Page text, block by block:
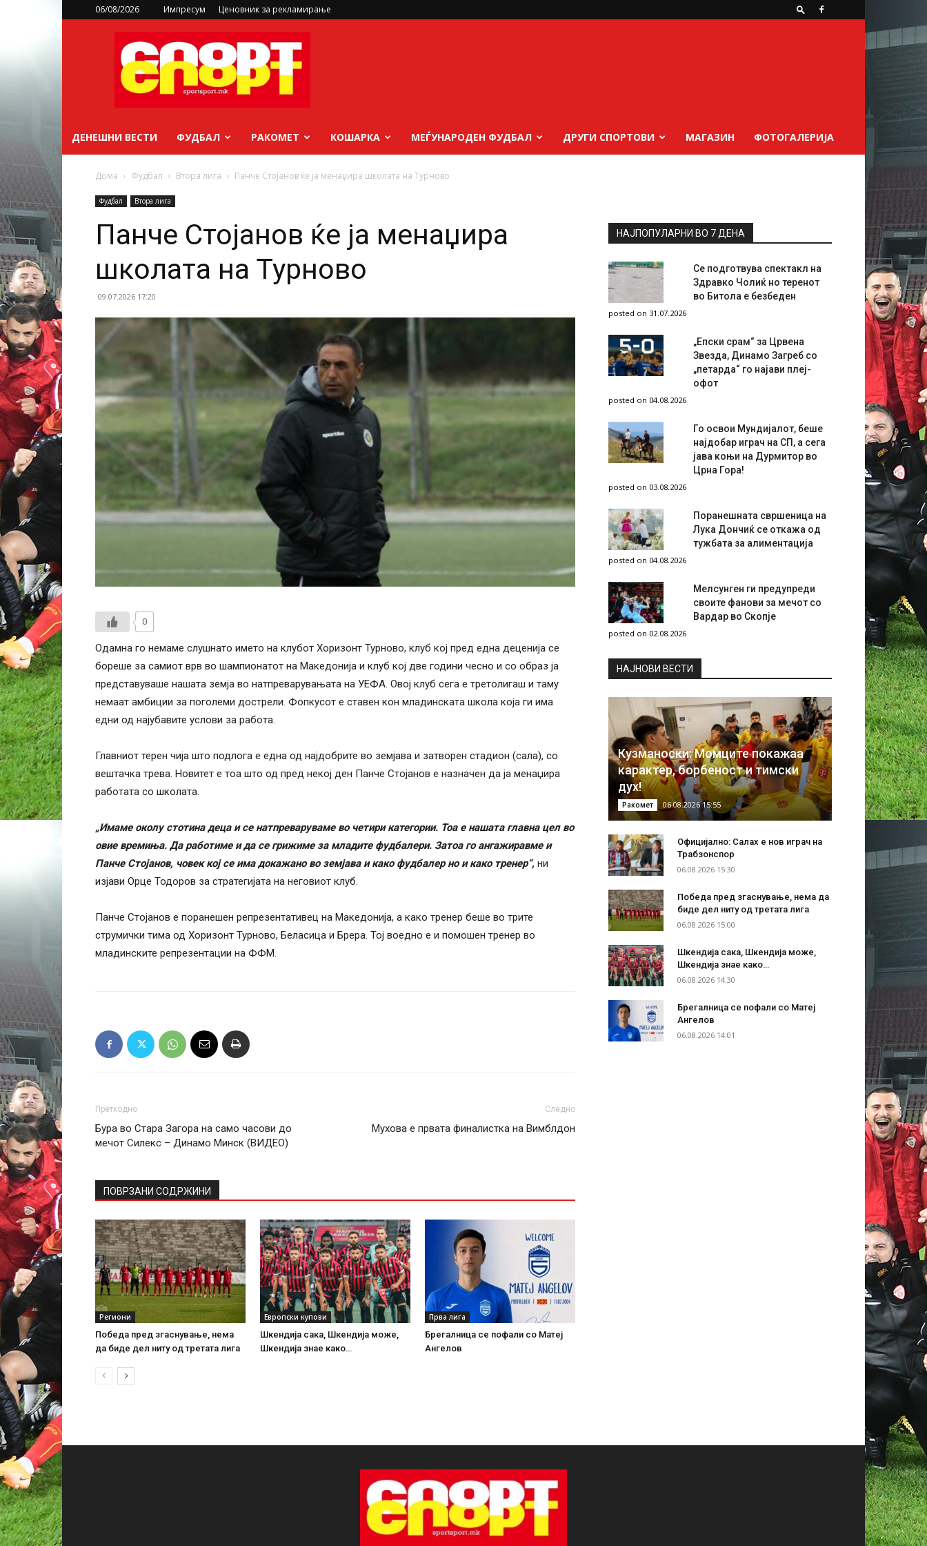
06/08/2026 Импресум Ценовник за рекламирање
sportsport.mk
ДЕНЕШНИ ВЕСТИ ФУДБАЛ РАКОМЕТ КОШАРКА МЕЃУНАРОДЕН ФУДБАЛ ДРУГИ СПОРТОВИ МАГАЗИН ФОТОГАЛЕРИЈА
Дома Фудбал Втора лига Панче Стојанов ќе ја менаџира школата на Турново
Фудбал Втора лига
Панче Стојанов ќе ја менаџира
школата на Турново
09.07.2026 17:20
0
Одамна го немаме слушнато името на клубот Хоризонт Турново, клуб кој пред една деценија се
бореше за самиот врв во шампионатот на Македонија и клуб кој две години чесно и со образ ја
представуваше нашата земја во натпреварувањата на УЕФА. Овој клуб сега е третолигаш и таму
немаат амбиции за поголеми дострели. Фопкусот е ставен кон младинската школа која ги има
едни од најубавите услови за работа.
Главниот терен чија што подлога е една од најдобрите во земјава и затворен стадион (сала), со
вештачка трева. Новитет е тоа што од пред некој ден Панче Стојанов е назначен да ја менаџира
работата со школата.
„Имаме околу стотина деца и се натпреваруваме во четири категории. Тоа е нашата главна цел во
овие времиња. Да работиме и да се грижиме за младите фудбалери. Затоа го ангажиравме и
Панче Стојанов, човек кој се има докажано во земјава и како фудбалер но и како тренер“, ни
изјави Орце Тодоров за стратегијата на неговиот клуб.
Панче Стојанов е поранешен репрезентативец на Македонија, а како тренер беше во трите
струмички тима од Хоризонт Турново, Беласица и Брера. Тој воедно е и помошен тренер во
младинските репрезентации на ФФМ.
Претходно
Бура во Стара Загора на само часови до
мечот Силекс – Динамо Минск (ВИДЕО)
Следно
Мухова е првата финалистка на Вимблдон
ПОВРЗАНИ СОДРЖИНИ
Региони
Победа пред згаснување, нема
да биде дел ниту од третата лига
Европски купови
Шкендија сака, Шкендија може,
Шкендија знае како…
Прва лига
Брегалница се пофали со Матеј
Ангелов
НАЈПОПУЛАРНИ ВО 7 ДЕНА
Се подготвува спектакл на
Здравко Чолиќ но теренот
во Битола е безбеден
posted on 31.07.2026
„Епски срам“ за Црвена
Звезда, Динамо Загреб со
„петарда“ го најави плеј-
офот
posted on 04.08.2026
Го освои Мундијалот, беше
најдобар играч на СП, а сега
јава коњи на Дурмитор во
Црна Гора!
posted on 03.08.2026
Поранешната свршеница на
Лука Дончиќ се откажа од
тужбата за алиментација
posted on 04.08.2026
Мелсунген ги предупреди
своите фанови за мечот со
Вардар во Скопје
posted on 02.08.2026
НAЈНОВИ ВЕСТИ
Кузманоски: Момците покажаа
карактер, борбеност и тимски
дух!
Ракомет 06.08.2026 15:55
Официјално: Салах е нов играч на
Трабзонспор
06.08.2026 15:30
Победа пред згаснување, нема да
биде дел ниту од третата лига
06.08.2026 15:00
Шкендија сака, Шкендија може,
Шкендија знае како…
06.08.2026 14:30
Брегалница се пофали со Матеј
Ангелов
06.08.2026 14:01